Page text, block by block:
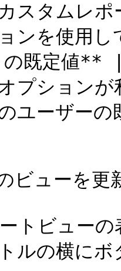
スタムレ
ョンを使
の既定値**
プション
ユーザー
ビューを更
トビュー
ルの横に